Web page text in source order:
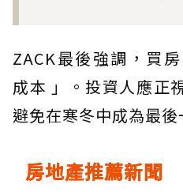
ZACK最後強調，買
成本 」。投資人應正
避免在寒冬中成為最後
房地產推薦新聞